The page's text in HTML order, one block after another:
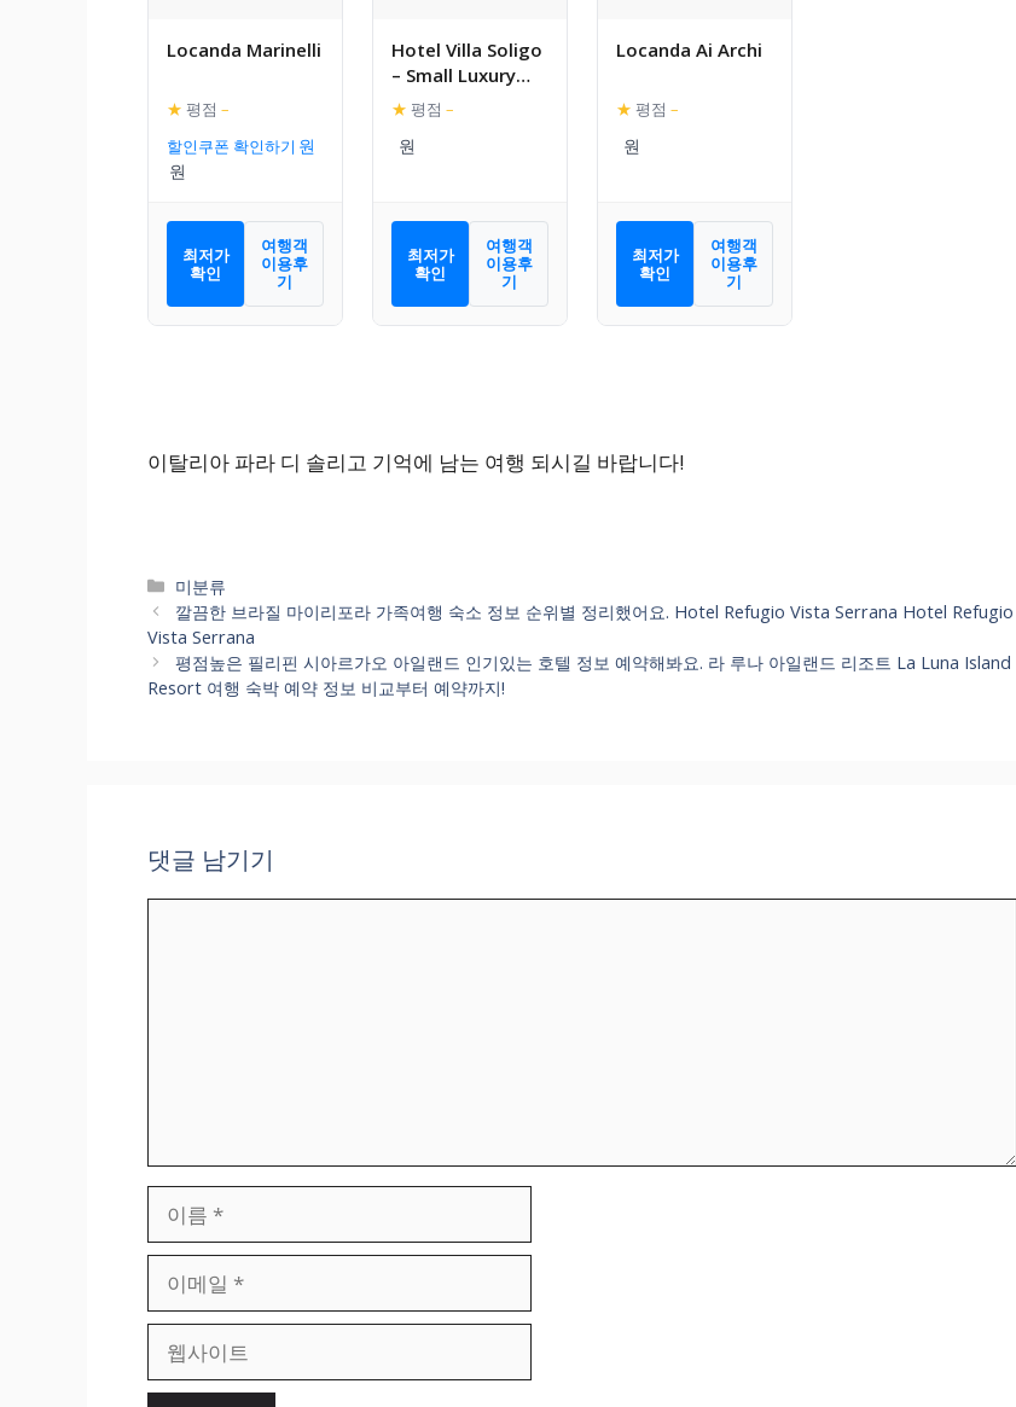
Locanda Marinelli
★ 평점 –
할인쿠폰 확인하기
최저가
확인
여행객
이용후
기
Hotel Villa Soligo
– Small Luxury
Hotels of the
★ 평점 –
최저가
확인
여행객
이용후
기
Locanda Ai Archi
★ 평점 –
최저가
확인
여행객
이용후
기
이탈리아 파라 디 솔리고 기억에 남는 여행 되시길 바랍니다!
카
테
고
리
미분류
깔끔한 브라질 마이리포라 가족여행 숙소 정보 순위별 정리했어요. Hotel Refugio Vista Serrana Hotel Refugio
Vista Serrana
평점높은 필리핀 시아르가오 아일랜드 인기있는 호텔 정보 예약해봐요. 라 루나 아일랜드 리조트 La Luna Island
Resort 여행 숙박 예약 정보 비교부터 예약까지!
댓글 남기기
일
이